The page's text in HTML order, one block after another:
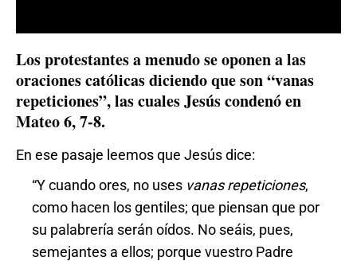
Los protestantes a menudo se oponen a las
oraciones católicas diciendo que son “vanas
repeticiones”, las cuales Jesús condenó en
Mateo 6, 7-8.
En ese pasaje leemos que Jesús dice:
“Y cuando ores, no uses vanas repeticiones,
como hacen los gentiles; que piensan que por
su palabrería serán oídos. No seáis, pues,
semejantes a ellos; porque vuestro Padre